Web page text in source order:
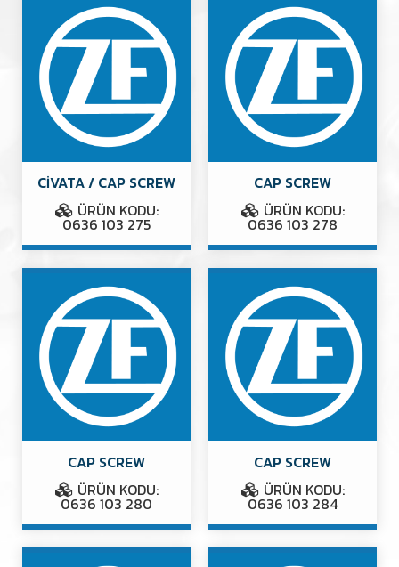
CİVATA / CAP SCREW
ÜRÜN KODU:
0636 103 275
CAP SCREW
ÜRÜN KODU:
0636 103 278
CAP SCREW
ÜRÜN KODU:
0636 103 280
CAP SCREW
ÜRÜN KODU:
0636 103 284